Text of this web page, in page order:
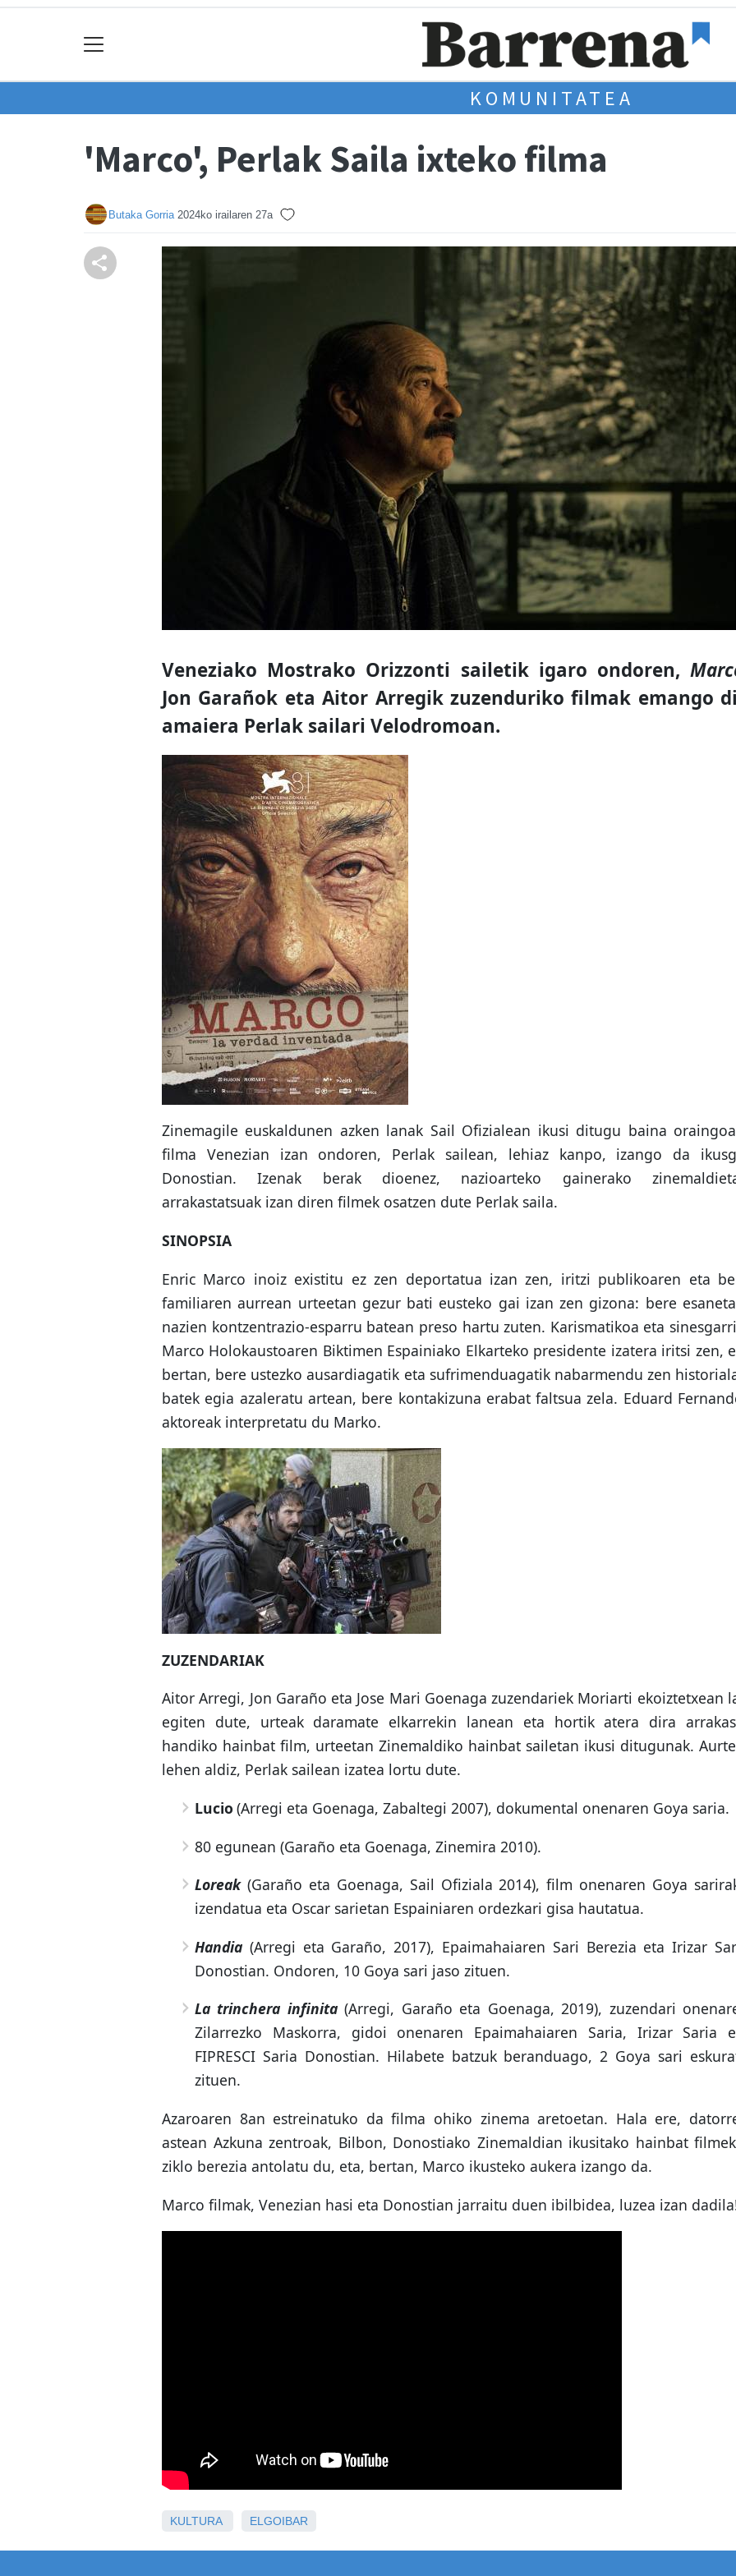
KOMUNITATEA
'Marco', Perlak Saila ixteko filma
Butaka Gorria 2024ko irailaren 27a
Veneziako Mostrako Orizzonti sailetik igaro ondoren,
Jon Garañok eta Aitor Arregik zuzenduriko filmak emango
amaiera Perlak sailari Velodromoan.
Zinemagile euskaldunen azken lanak Sail Ofizialean ikusi ditugu baina
filma Venezian izan ondoren, Perlak sailean, lehiaz kanpo, izango da
Donostian. Izenak berak dioenez, nazioarteko gainerako
arrakastatsuak izan diren filmek osatzen dute Perlak saila.
SINOPSIA
Enric Marco inoiz existitu ez zen deportatua izan zen, iritzi publikoaren eta
familiaren aurrean urteetan gezur bati eusteko gai izan zen gizona: bere
nazien kontzentrazio-esparru batean preso hartu zuten. Karismatikoa eta
Marco Holokaustoaren Biktimen Espainiako Elkarteko presidente izatera iritsi zen,
bertan, bere ustezko ausardiagatik eta sufrimenduagatik nabarmendu zen
batek egia azaleratu artean, bere kontakizuna erabat faltsua zela. Eduard
aktoreak interpretatu du Marko.
ZUZENDARIAK
Aitor Arregi, Jon Garaño eta Jose Mari Goenaga zuzendariek Moriarti ekoiztetxean
egiten dute, urteak daramate elkarrekin lanean eta hortik atera dira
handiko hainbat film, urteetan Zinemaldiko hainbat sailetan ikusi ditugunak.
lehen aldiz, Perlak sailean izatea lortu dute.
Lucio (Arregi eta Goenaga, Zabaltegi 2007), dokumental onenaren Goya saria.
80 egunean (Garaño eta Goenaga, Zinemira 2010).
Loreak(Garaño eta Goenaga, Sail Ofiziala 2014), film onenaren Goya
izendatua eta Oscar sarietan Espainiaren ordezkari gisa hautatua.
Handia (Arregi eta Garaño, 2017), Epaimahaiaren Sari Berezia eta Irizar
Donostian. Ondoren, 10 Goya sari jaso zituen.
La trinchera infinita(Arregi, Garaño eta Goenaga, 2019), zuzendari
Zilarrezko Maskorra, gidoi onenaren Epaimahaiaren Saria, Irizar Saria
FIPRESCI Saria Donostian. Hilabete batzuk beranduago, 2 Goya sari
zituen.
Azaroaren 8an estreinatuko da filma ohiko zinema aretoetan. Hala ere,
astean Azkuna zentroak, Bilbon, Donostiako Zinemaldian ikusitako hainbat
ziklo berezia antolatu du, eta, bertan, Marco ikusteko aukera izango da.
Marco filmak, Venezian hasi eta Donostian jarraitu duen ibilbidea, luzea izan
KULTURA ELGOIBAR